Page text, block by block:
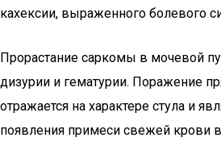
кахексии, выраженного болевого
Прорастание саркомы в мочевой
дизурии и гематурии. Поражение
отражается на характере стула и
появления примеси свежей крови